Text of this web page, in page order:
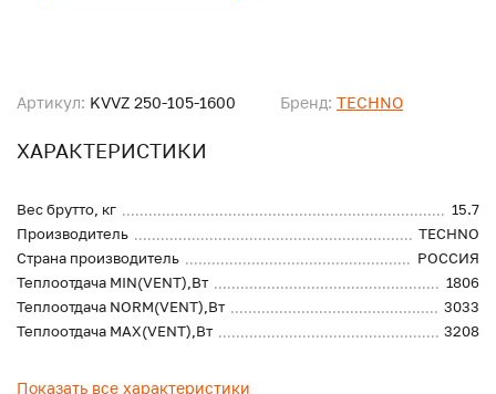
Артикул: KVVZ 250-105-1600 Бренд: TECHNO
ХАРАКТЕРИСТИКИ
Вес брутто, кг
15.7
Производитель
TECHNO
Страна производитель
РОССИЯ
Теплоотдача MIN(VENT),Вт
1806
Теплоотдача NORM(VENT),Вт
3033
Теплоотдача MAX(VENT),Вт
3208
Показать все характеристики